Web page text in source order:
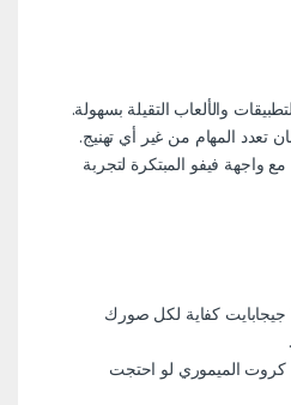
والألعاب التقيلة بسهولة.
مع واجهة فيفو المبتكرة لتجربة
256 جيجابايت كفاية لكل صورك
الميموري لو احتجت